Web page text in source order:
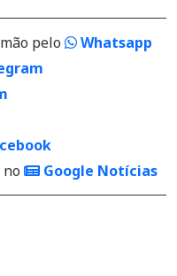
pelo
Whatsapp
Google Notícias